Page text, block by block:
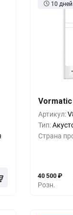
10 дней
Vormatic
Артикул:
Тип:
Страна
Розн.
40 500 ₽
1+